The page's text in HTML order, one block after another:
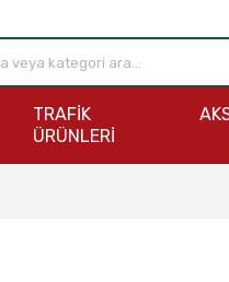
TRAFİK
ÜRÜNLERİ